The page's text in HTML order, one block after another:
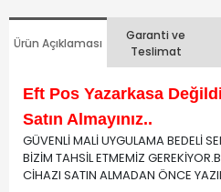
Ürün Açıklaması
Garanti ve
Teslimat
Eft Pos Yazarkasa
Satın Almayınız..
GÜVENLİ MALİ UYGULAMA BEDELİ
BİZİM TAHSİL ETMEMİZ
CİHAZI SATIN ALMADAN ÖNCE